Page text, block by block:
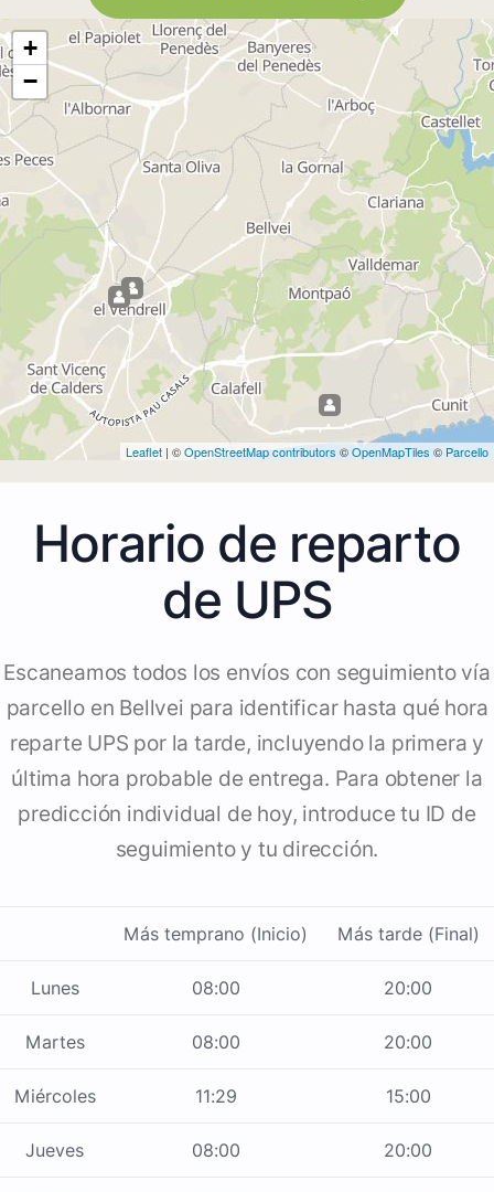
+
−
Leaflet | ©OpenStreetMap contributors ©OpenMapTiles © Parcello
Horario de reparto
de UPS
Escaneamos todos los envíos con seguimiento vía
parcello en Bellvei para identificar hasta qué hora
reparte UPS por la tarde, incluyendo la primera y
última hora probable de entrega. Para obtener la
predicción individual de hoy, introduce tu ID de
seguimiento y tu dirección.
Más temprano (Inicio) Más tarde (Final)
Lunes 08:00 20:00
Martes 08:00 20:00
Miércoles 11:29 15:00
Jueves 08:00 20:00